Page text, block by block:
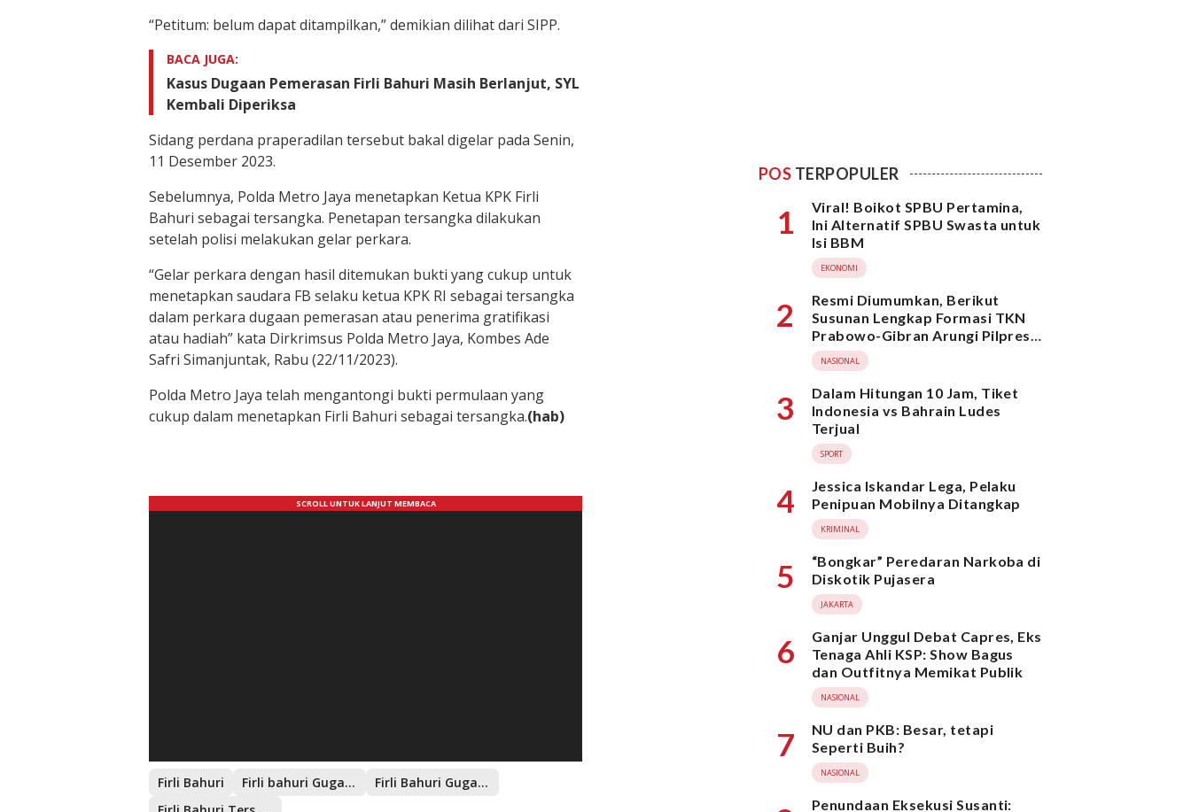
“Petitum: belum dapat ditampilkan,” demikian dilihat dari SIPP.
BACA JUGA:
Kasus Dugaan Pemerasan Firli Bahuri Masih Berlanjut, SYL
Kembali Diperiksa
Sidang perdana praperadilan tersebut bakal digelar pada Senin,
11 Desember 2023.
Sebelumnya, Polda Metro Jaya menetapkan Ketua KPK Firli
Bahuri sebagai tersangka. Penetapan tersangka dilakukan
setelah polisi melakukan gelar perkara.
“Gelar perkara dengan hasil ditemukan bukti yang cukup untuk
menetapkan saudara FB selaku ketua KPK RI sebagai tersangka
dalam perkara dugaan pemerasan atau penerima gratifikasi
atau hadiah” kata Dirkrimsus Polda Metro Jaya, Kombes Ade
Safri Simanjuntak, Rabu (22/11/2023).
Polda Metro Jaya telah mengantongi bukti permulaan yang
cukup dalam menetapkan Firli Bahuri sebagai tersangka.(hab)
Firli Bahuri Firli bahuri Gugat Kapolda Metro Jaya
Firli Bahuri Gugat Kapolri
POS TERPOPULER
1
Viral! Boikot SPBU Pertamina,
Ini Alternatif SPBU Swasta untuk
Isi BBM
EKONOMI
2
Resmi Diumumkan, Berikut
Susunan Lengkap Formasi TKN
Prabowo-Gibran Arungi Pilpres
2024, Ada Ridwan Kamil hingga
Suami Yenny Wahid
NASIONAL
3
Dalam Hitungan 10 Jam, Tiket
Indonesia vs Bahrain Ludes
Terjual
SPORT
4
Jessica Iskandar Lega, Pelaku
Penipuan Mobilnya Ditangkap
KRIMINAL
5
“Bongkar” Peredaran Narkoba di
Diskotik Pujasera
JAKARTA
6
Ganjar Unggul Debat Capres, Eks
Tenaga Ahli KSP: Show Bagus
dan Outfitnya Memikat Publik
NASIONAL
7
NU dan PKB: Besar, tetapi
Seperti Buih?
NASIONAL
Penundaan Eksekusi Susanti: